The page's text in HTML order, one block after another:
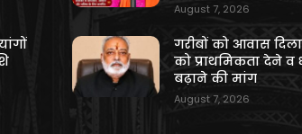
August 7, 2026
गरीबों को आवास
को प्राथमिकता देने व
बढ़ाने की मांग
August 7, 2026